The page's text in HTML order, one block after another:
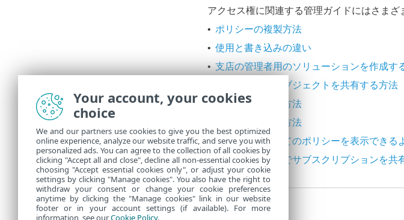
アクセス権に関連する管理ガイドにはさまざ
• ポリシーの複製方法
• 使用と書き込みの違い
• 支店の管理者用のソリューションを作成す
複製によってオブジェクトを共有する方法
• 通知を削除する方法
ポリシーの作成方法
• ユーザーがすべてのポリシーを表示できる
• 支店の管理者間でサブスクリプションを共
Your account, your cookies
choice
We and our partners use cookies to give you the best optimized
online experience, analyze our website traffic, and serve you with
personalized ads. You can agree to the collection of all cookies by
clicking "Accept all and close", decline all non-essential cookies by
choosing "Accept essential cookies only", or adjust your cookie
settings by clicking "Manage cookies". You also have the right to
withdraw your consent or change your cookie preferences
anytime by clicking the "Manage cookies" link in our website
footer or in your account settings (if available). For more
information, see ourCookie Policy.